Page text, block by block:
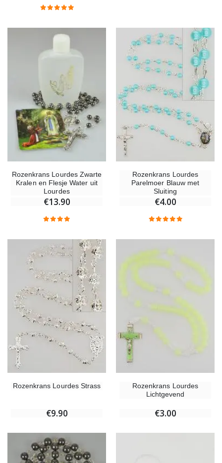
Rozenkrans Lourdes Zwarte
Kralen en Flesje Water uit
Lourdes
€13.90
Rozenkrans Lourdes
Parelmoer Blauw met
Sluiting
€4.00
Rozenkrans Lourdes Strass
€9.90
Rozenkrans Lourdes
Lichtgevend
€3.00
€5.00
€23.00
€59.90
€4.90
€6.00